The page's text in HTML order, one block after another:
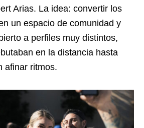
Arias. La idea: convertir los
un espacio de comunidad y
a perfiles muy distintos,
en la distancia hasta
afinar ritmos.